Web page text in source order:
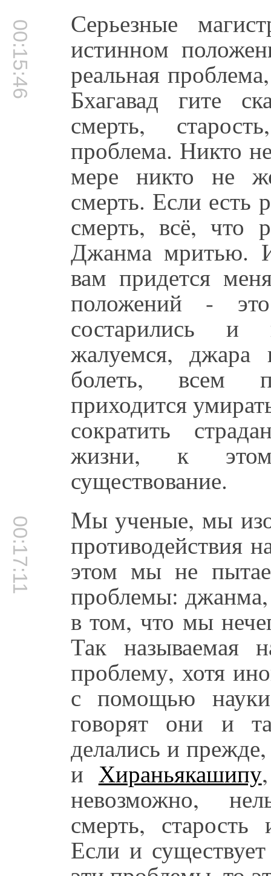
00:15:46 Серьезные
истинном
реальная
Бхагавад гите
смерть,
проблема. Никто
мере никто не
смерть. Если есть
смерть, всё, что
Джанма мритью.
вам придется
положений -
состарились и
жалуемся, джара
болеть, всем
приходится
сократить
жизни, к
существование.
00:17:11 Мы ученые, мы
противодействия
этом мы не
проблемы:
в том, что мы
Так называемая
проблему, хотя
с помощью
говорят они и
делались и
и Хираньякашипу
невозможно,
смерть,
Если и